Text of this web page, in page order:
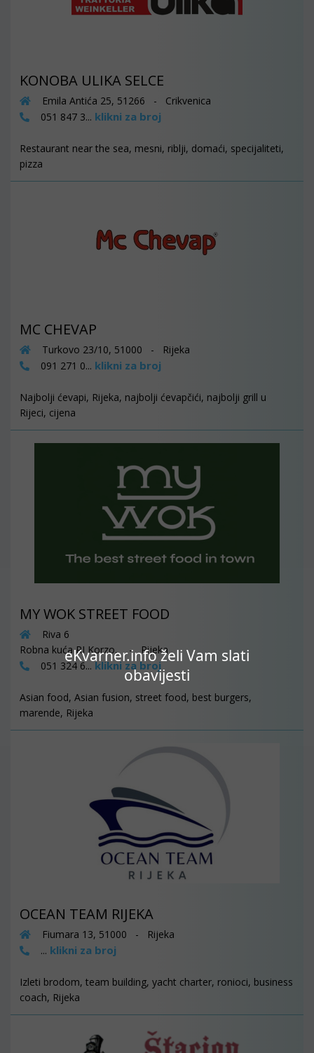
eKvarner.info želi Vam slati
obavijesti
KONOBA ULIKA SELCE
Emila Antića 25, 51266 - Crikvenica
051 847 3... klikni za broj
Restaurant near the sea, mesni, riblji, domaći, specijaliteti,
pizza
MC CHEVAP
Turkovo 23/10, 51000 - Rijeka
091 271 0... klikni za broj
Najbolji ćevapi, Rijeka, najbolji ćevapčići, najbolji grill u
Rijeci, cijena
MY WOK STREET FOOD
Riva 6
Robna kuća RI Korzo, - Rijeka
051 324 6...klikni za broj
Asian food, Asian fusion, street food, best burgers,
marende, Rijeka
OCEAN TEAM RIJEKA
Fiumara 13, 51000 - Rijeka
... klikni za broj
Izleti brodom, team building, yacht charter, ronioci, business
coach, Rijeka